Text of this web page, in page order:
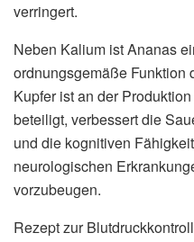
verringert.
Neben Kalium ist Ananas
ordnungsgemäße Funktion
Kupfer ist an der
beteiligt, verbessert die
und die kognitiven
neurologischen
vorzubeugen.
Rezept zur